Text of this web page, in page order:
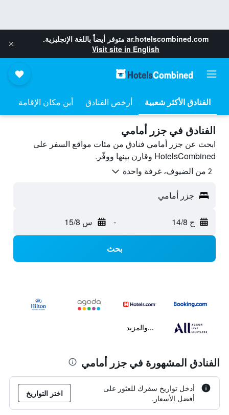
ar.hotelscombined.com متوفر أيضاً باللغة الإنجليزية.
Visit site in English
أرخص الفنادق أين مكان الإقامة
الفنادق في جزر أمامي
ابحث عن جزر أمامي فنادق من مئات مواقع السفر على
HotelsCombined وقارن بينها ووفّر.
2 من الضيوف، غرفة واحدة
جزر أمامي
ج 14/8 - س 15/8
بحث
...والمزيد
الفنادق المشهورة في جزر أمامي
أدخل تواريخ سفرك للعثور على
أفضل الأسعار.
اختر التواريخ